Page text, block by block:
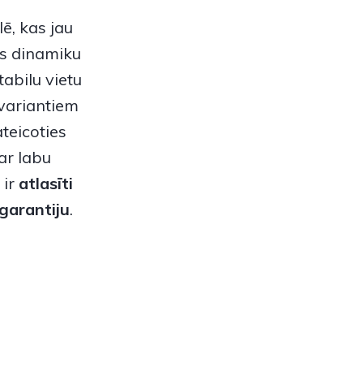
kas jau
dinamiku
vietu
labu
ir atlasīti
.